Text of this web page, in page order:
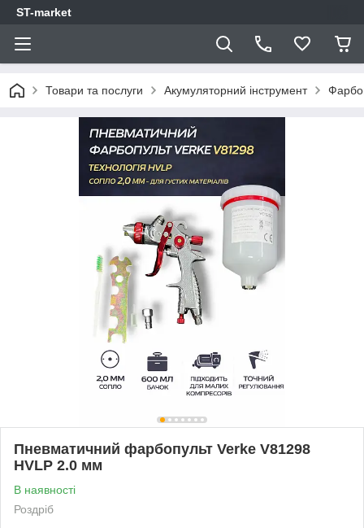
ST-market
Товари та послуги Акумуляторний інструмент
Пневматичний фарбопульт Verke V81298
HVLP 2.0 мм
В наявності
Роздріб